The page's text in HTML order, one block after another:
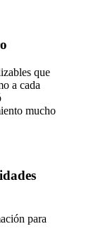
que
a cada
mucho
para